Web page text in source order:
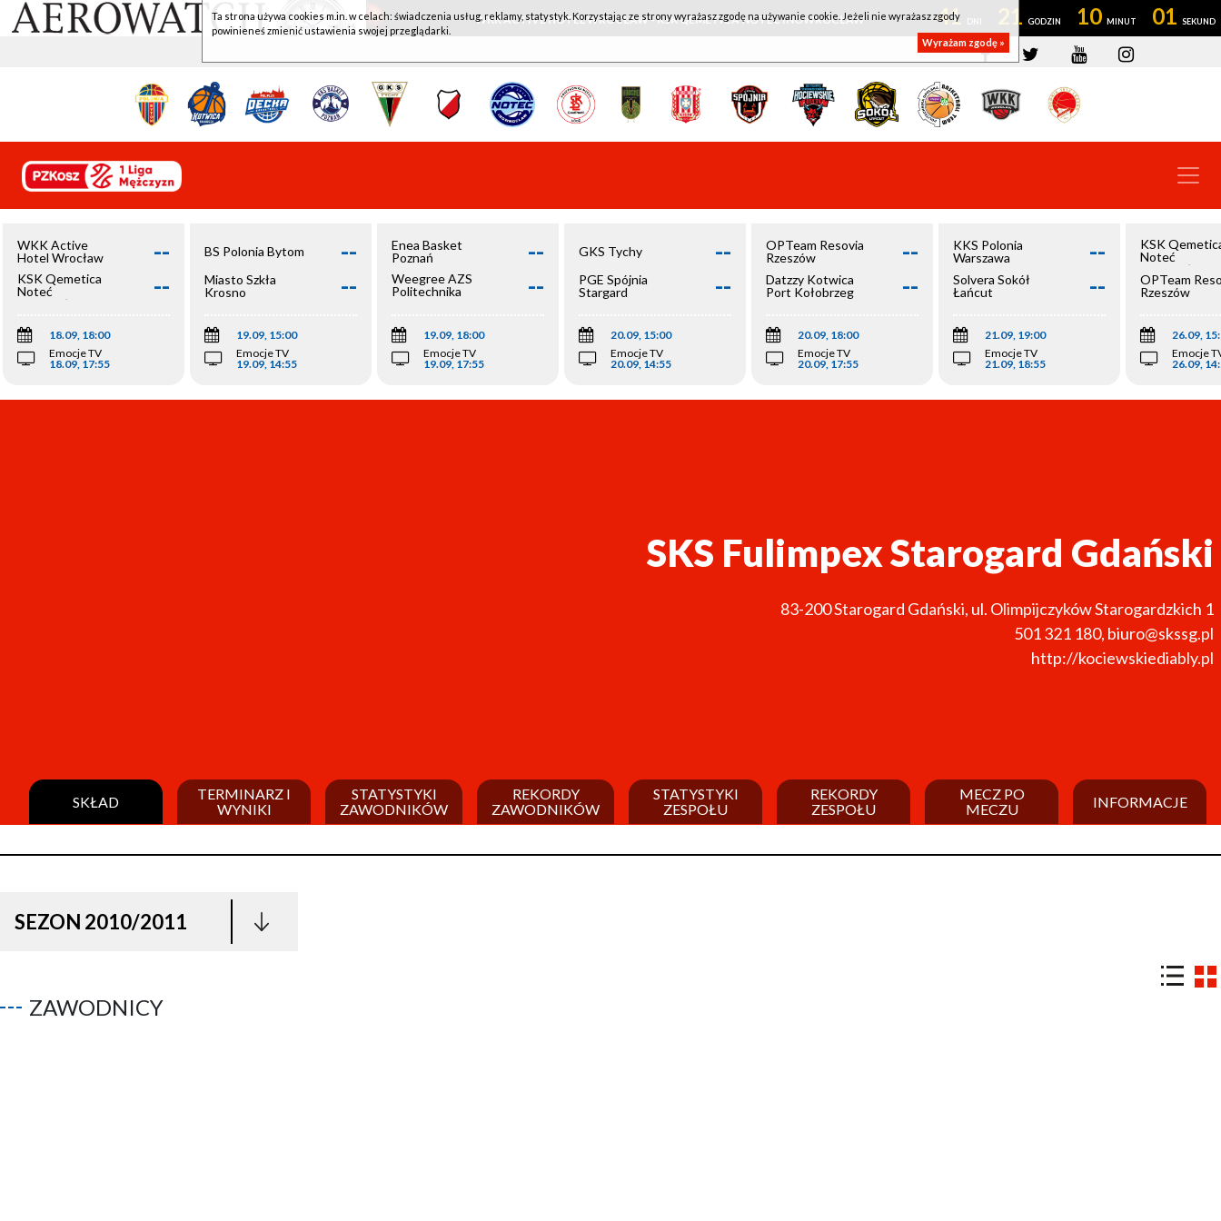
WKK ACTIVE HOTEL WROCŁAW - KSK QEMETICA NOTEĆ INOWROCŁAW 41 21 10 00
WKK Active
Hotel Wrocław
--
KSK Qemetica
Noteć
Inowrocław
--
18.09, 18:00
Emocje TV
18.09, 17:55
BS Polonia Bytom --
Miasto Szkła
Krosno
--
19.09, 15:00
Emocje TV
19.09, 14:55
Enea Basket
Poznań
--
Weegree AZS
Politechnika
--
19.09, 18:00
Emocje TV
19.09, 17:55
GKS Tychy --
PGE Spójnia
Stargard
--
20.09, 15:00
Emocje TV
20.09, 14:55
OPTeam Resovia
Rzeszów
--
Datzzy Kotwica
Port Kołobrzeg
--
20.09, 18:00
Emocje TV
20.09, 17:55
KKS Polonia
Warszawa
--
Solvera Sokół
Łańcut
--
21.09, 19:00
Emocje TV
21.09, 18:55
KSK
Noteć
Inowrocław
OPTeam
Rzeszów
26.09,
Emocje
26.09,
SKS Fulimpex Starogard Gdański
83-200Starogard Gdański, ul. Olimpijczyków Starogardzkich 1
501 321 180, biuro@skssg.pl
http://kociewskiediably.pl
SKŁAD
TERMINARZ I
WYNIKI
STATYSTYKI
ZAWODNIKÓW
REKORDY
ZAWODNIKÓW
STATYSTYKI
ZESPOŁU
REKORDY
ZESPOŁU
MECZ PO
MECZU
INFORMACJE
SEZON 2010/2011
ZAWODNICY
Ta strona używa cookies m.in. w celach: świadczenia usług, reklamy, statystyk. Korzystając ze strony wyrażasz zgodę na używanie cookie. Jeżeli nie wyrażasz zgody
powinieneś zmienić ustawienia swojej przeglądarki.
Wyrażam zgodę »